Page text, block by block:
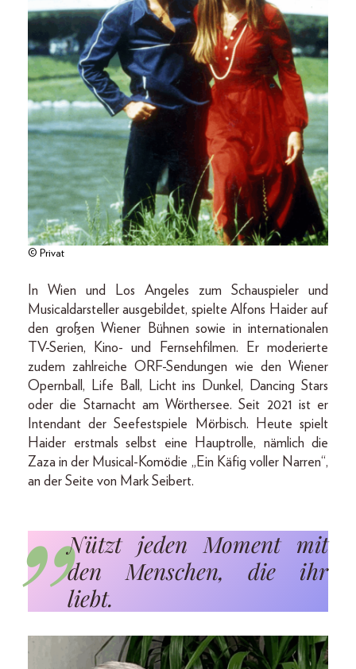
© Privat
In Wien und Los Angeles zum Schauspieler und
Musicaldarsteller ausgebildet, spielte Alfons Haider auf
den großen Wiener Bühnen sowie in internationalen
TV-Serien, Kino- und Fernsehfilmen. Er moderierte
zudem zahlreiche ORF-Sendungen wie den Wiener
Opernball, Life Ball, Licht ins Dunkel, Dancing Stars
oder die Starnacht am Wörthersee. Seit 2021 ist er
Intendant der Seefestspiele Mörbisch. Heute spielt
Haider erstmals selbst eine Hauptrolle, nämlich die
Zaza in der Musical-Komödie „Ein Käfig voller Narren“,
an der Seite von Mark Seibert.
Nützt jeden Moment mit
den Menschen, die ihr
liebt.